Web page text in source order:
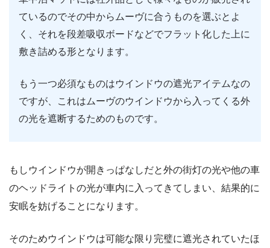
ているのでその中からムーヴに合うものを選ぶとよ
く、それを段差吸収ボードなどでフラット化した上に
敷き詰める形となります。
もう一つ必須なものはウインドウの遮光アイテムなの
ですが、これはムーヴのウインドウから入ってくる外
の光を遮断するためのものです。
もしウインドウが開きっぱなしだと外の街灯の光や他の車
のヘッドライトの光が車内に入ってきてしまい、結果的に
安眠を妨げることになります。
そのためウインドウは可能な限り完璧に遮光されていたほ